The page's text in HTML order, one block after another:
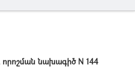
նախագիծ N 144